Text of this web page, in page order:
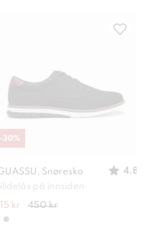
Snøresko
4.8
på innsiden
kr 450 kr
-30%